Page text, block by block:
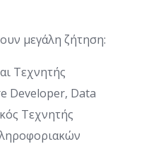
μεγάλη ζήτηση:
Τεχνητής
Developer, Data
Τεχνητής